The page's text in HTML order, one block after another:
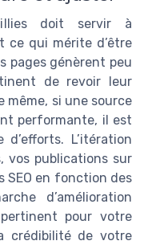
doit servir à
ce qui mérite d’être
pages génèrent peu
de revoir leur
même, si une source
performante, il est
L’itération
vos publications sur
SEO en fonction des
d’amélioration
pour votre
crédibilité de votre